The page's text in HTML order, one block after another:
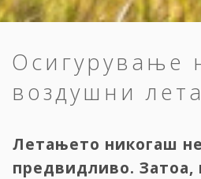
Осигурување
воздушни
Летањето никогаш
предвидливо. Затоа,